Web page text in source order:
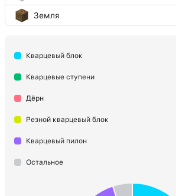
Земля
Огонь
Вода (неподвижная)
Светокамень
Каменная плита
Железный блок
Кварцевая плита
Кварцевый блок
Кварцевые ступени
Дёрн
Резной кварцевый блок
Кварцевый пилон
Остальное